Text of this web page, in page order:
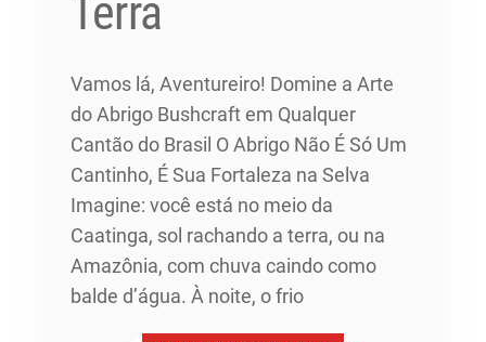
Terra
Vamos lá, Aventureiro! Domine a Arte
do Abrigo Bushcraft em Qualquer
Cantão do Brasil O Abrigo Não É Só Um
Cantinho, É Sua Fortaleza na Selva
Imagine: você está no meio da
Caatinga, sol rachando a terra, ou na
Amazônia, com chuva caindo como
balde d’água. À noite, o frio